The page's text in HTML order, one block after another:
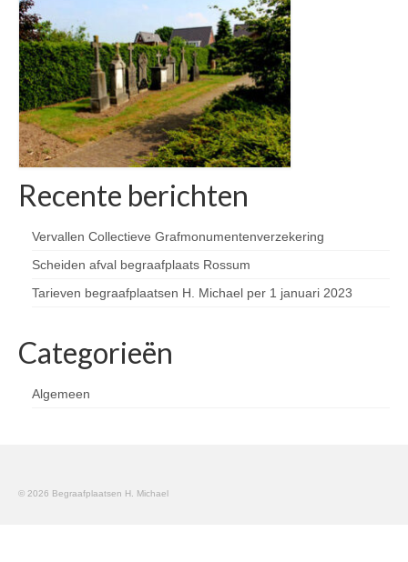
Recente berichten
Vervallen Collectieve Grafmonumentenverzekering
Scheiden afval begraafplaats Rossum
Tarieven begraafplaatsen H. Michael per 1 januari 2023
Categorieën
Algemeen
© 2026 Begraafplaatsen H. Michael